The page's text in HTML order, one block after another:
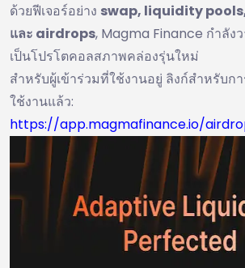
ด้วยฟีเจอร์อย่าง swap, liquidity
และ airdrops, Magma Finance กำลัง
เป็นโปรโตคอลสภาพคล่องรุ่นใหม่
สำหรับผู้เข้าร่วมที่ใช้งานอยู่ ลิงก์สำหรับก
ใช้งานแล้ว:
https://app.magmafinance.io/